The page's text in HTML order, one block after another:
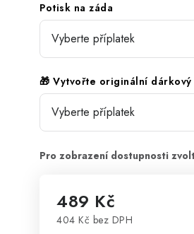
Potisk na záda
🎁 Vytvořte originální dárkový
489 Kč
404 Kč bez DPH